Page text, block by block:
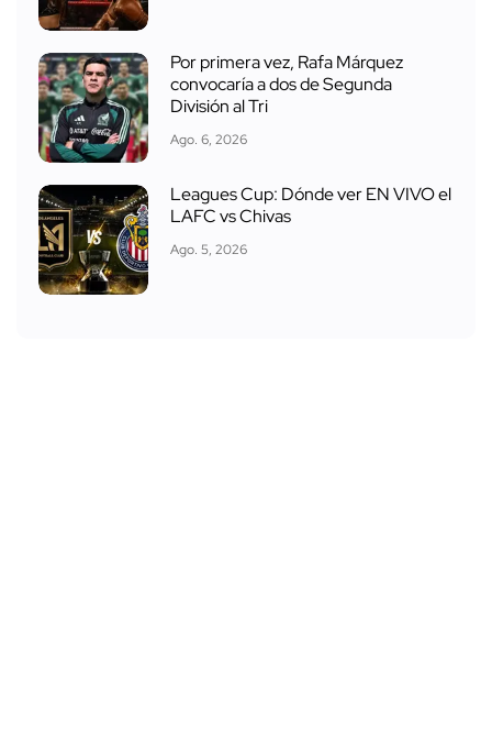
Por primera vez, Rafa Márquez
convocaría a dos de Segunda
División al Tri
Ago. 6, 2026
Leagues Cup: Dónde ver EN VIVO el
LAFC vs Chivas
Ago. 5, 2026